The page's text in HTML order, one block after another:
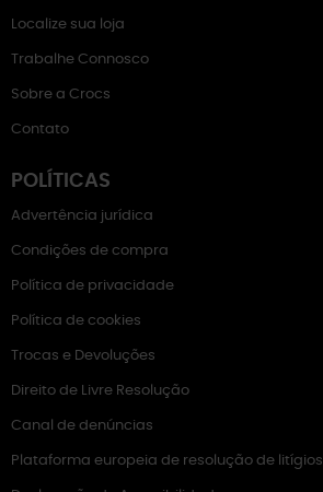
Localize sua loja
Trabalhe Connosco
Sobre a Crocs
Contato
POLÍTICAS
Advertência jurídica
Condições de compra
Política de privacidade
Política de cookies
Trocas e Devoluções
Direito de Livre Resolução
Canal de denúncias
Plataforma europeia de resolução de litígios